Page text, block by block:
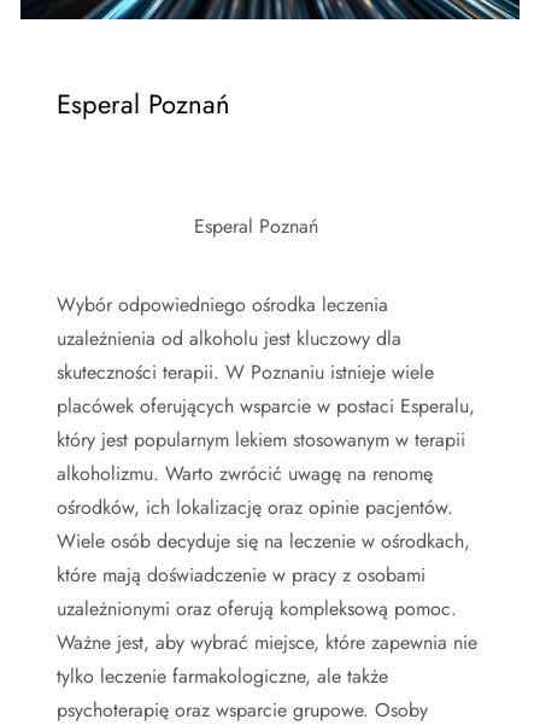
Esperal Poznań
Esperal Poznań
Wybór odpowiedniego ośrodka leczenia
uzależnienia od alkoholu jest kluczowy dla
skuteczności terapii. W Poznaniu istnieje wiele
placówek oferujących wsparcie w postaci Esperalu,
który jest popularnym lekiem stosowanym w terapii
alkoholizmu. Warto zwrócić uwagę na renomę
ośrodków, ich lokalizację oraz opinie pacjentów.
Wiele osób decyduje się na leczenie w ośrodkach,
które mają doświadczenie w pracy z osobami
uzależnionymi oraz oferują kompleksową pomoc.
Ważne jest, aby wybrać miejsce, które zapewnia nie
tylko leczenie farmakologiczne, ale także
psychoterapię oraz wsparcie grupowe. Osoby